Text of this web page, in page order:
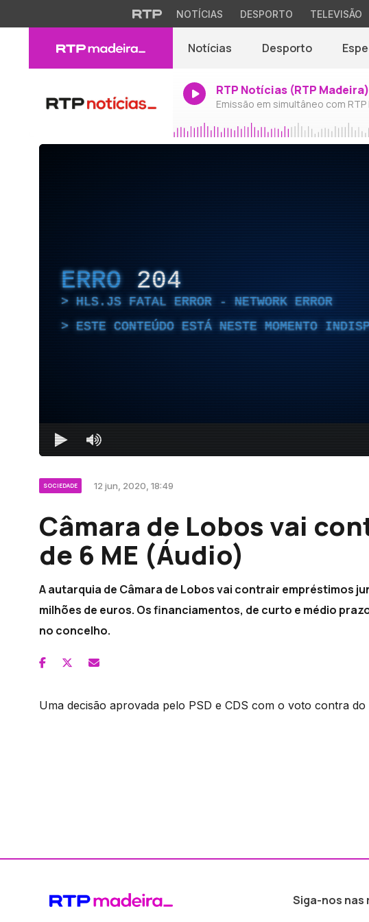
NOTÍCIAS DESPORTO TELEVISÃO
Notícias Desporto
RTP Notícias (RTP Madeira)
Emissão em simultâneo com
ERRO 204
HLS.JS FATAL ERROR - NETWORK ERROR
ESTE CONTEÚDO ESTÁ NESTE MOMENTO
SOCIEDADE 12 jun, 2020, 18:49
Câmara de Lobos vai
de 6 ME (Áudio)
A autarquia de Câmara de Lobos vai contrair empréstimos
milhões de euros. Os financiamentos, de curto e médio
no concelho.
Uma decisão aprovada pelo PSD e CDS com o voto contra do
Siga-nos nas